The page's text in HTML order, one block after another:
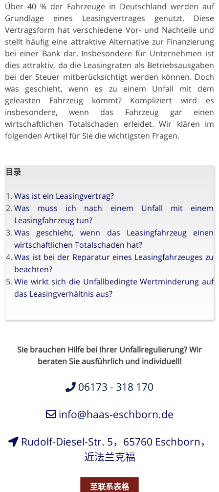
Über 40 % der Fahrzeuge in Deutschland werden auf
Grundlage eines Leasingvertrages genutzt. Diese
Vertragsform hat verschiedene Vor- und Nachteile und
stellt häufig eine attraktive Alternative zur Finanzierung
bei einer Bank dar. Insbesondere für Unternehmen ist
dies attraktiv, da die Leasingraten als Betriebsausgaben
bei der Steuer mitberücksichtigt werden können. Doch
was geschieht, wenn es zu einem Unfall mit dem
geleasten Fahrzeug kommt? Kompliziert wird es
insbesondere, wenn das Fahrzeug gar einen
wirtschaftlichen Totalschaden erleidet. Wir klären im
folgenden Artikel für Sie die wichtigsten Fragen.
目录
Was ist ein Leasingvertrag?
Was muss ich nach einem Unfall mit einem
Leasingfahrzeug tun?
Was geschieht, wenn das Leasingfahrzeug einen
wirtschaftlichen Totalschaden hat?
Was ist bei der Reparatur eines Leasingfahrzeuges zu
beachten?
Wie wirkt sich die Unfallbedingte Wertminderung auf
das Leasingverhältnis aus?
Sie brauchen Hilfe bei Ihrer Unfallregulierung? Wir
beraten Sie ausführlich und individuell!
06173 - 318 170
info@haas-eschborn.de
Rudolf-Diesel-Str. 5，65760 Eschborn，
近法兰克福
至联系表格